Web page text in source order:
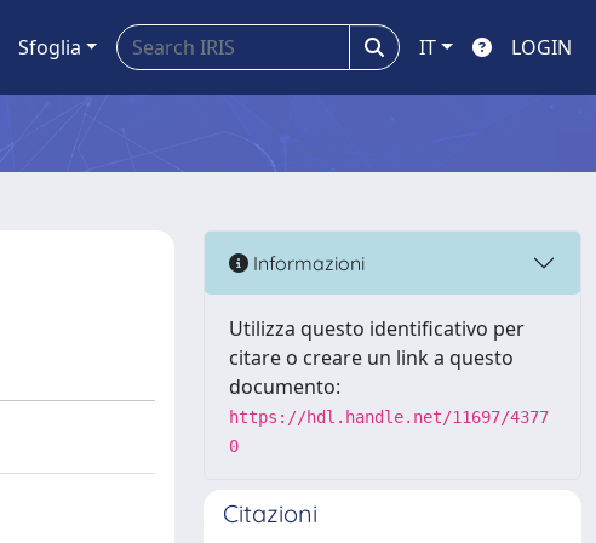
Sfoglia IT LOGIN
Informazioni
Utilizza questo identificativo per
citare o creare un link a questo
documento:
https://hdl.handle.net/11697/4377
0
Citazioni